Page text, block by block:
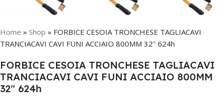
Home » Shop » FORBICE CESOIA TRONCHESE TAGLIACAVI
TRANCIACAVI CAVI FUNI ACCIAIO 800MM 32″ 624h
FORBICE CESOIA TRONCHESE TAGLIACAVI
TRANCIACAVI CAVI FUNI ACCIAIO 800MM
32″ 624h